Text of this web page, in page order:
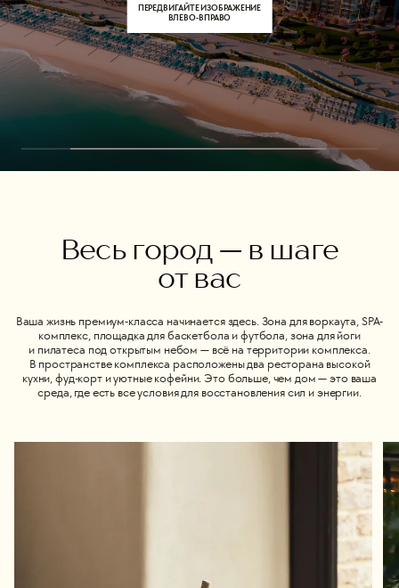
ПЕРЕДВИГАЙТЕ ИЗОБРАЖЕНИЕ
ВЛЕВО-ВПРАВО
Весь город — в шаге
от вас
Ваша жизнь премиум-класса начинается здесь. Зона для воркаута, SPA-
комплекс, площадка для баскетбола и футбола, зона для йоги
и пилатеса под открытым небом — всё на территории комплекса.
В пространстве комплекса расположены два ресторана высокой
кухни, фуд-корт и уютные кофейни. Это больше, чем дом — это ваша
среда, где есть все условия для восстановления сил и энергии.